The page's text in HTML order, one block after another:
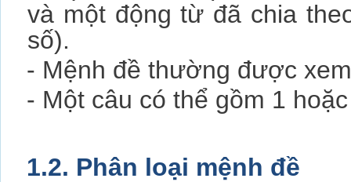
và một động từ đã chia
số).
- Mệnh đề thường được
- Một câu có thể gồm 1
1.2. Phân loại mệnh đề